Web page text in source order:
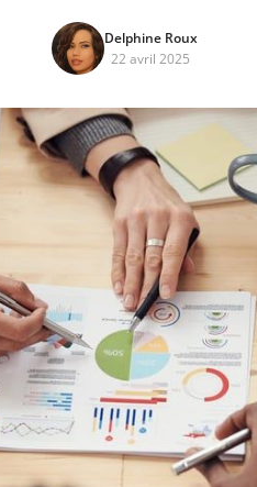
Delphine Roux
22 avril 2025